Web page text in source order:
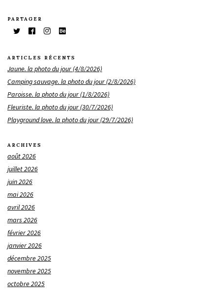
PARTAGER
ARTICLES RÉCENTS
Jaune. la photo du jour (4/8/2026)
Camping sauvage. la photo du jour (2/8/2026)
Paroisse. la photo du jour (1/8/2026)
Fleuriste. la photo du jour (30/7/2026)
Playground love. la photo du jour (29/7/2026)
ARCHIVES
août 2026
juillet 2026
juin 2026
mai 2026
avril 2026
mars 2026
février 2026
janvier 2026
décembre 2025
novembre 2025
octobre 2025